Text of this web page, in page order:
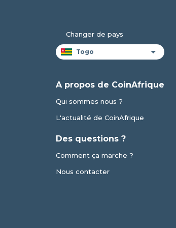
Changer de pays
A propos de CoinAfrique
Qui sommes nous ?
L'actualité de CoinAfrique
Des questions ?
Comment ça marche ?
Nous contacter